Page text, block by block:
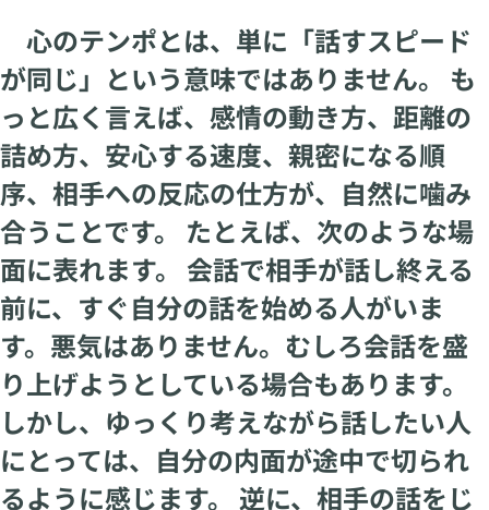
心のテンポとは、単に「話すスピード
が同じ」という意味ではありません。 も
っと広く言えば、感情の動き方、距離の
詰め方、安心する速度、親密になる順
序、相手への反応の仕方が、自然に噛み
合うことです。 たとえば、次のような場
面に表れます。 会話で相手が話し終える
前に、すぐ自分の話を始める人がいま
す。悪気はありません。むしろ会話を盛
り上げようとしている場合もあります。
しかし、ゆっくり考えながら話したい人
にとっては、自分の内面が途中で切られ
るように感じます。 逆に、相手の話をじ